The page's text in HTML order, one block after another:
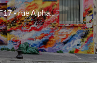
- rue Alpha...